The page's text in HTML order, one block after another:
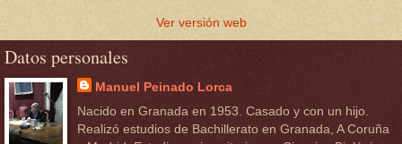
Ver versión web
Datos personales
Manuel Peinado Lorca
Nacido en Granada en 1953. Casado y con un hijo.
Realizó estudios de Bachillerato en Granada, A Coruña